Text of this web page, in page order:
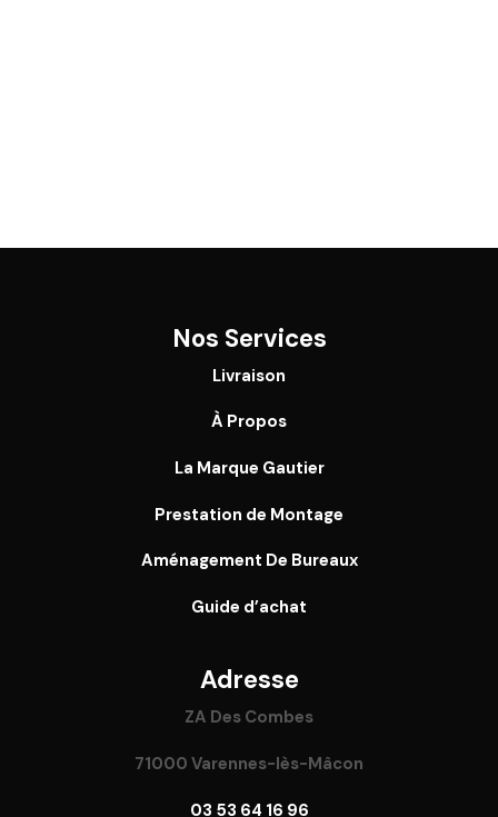
Nos Services
Livraison
À Propos
La Marque Gautier
Prestation de Montage
Aménagement De Bureaux
Guide d’achat
Adresse
ZA Des Combes
71000 Varennes-lès-Mâcon
03 53 64 16 96